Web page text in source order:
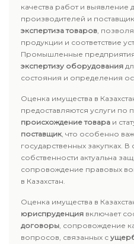
качества работ и выявление
производителей и
экспертиза товаров,
продукции и соответствие
Промышленные предприятия
экспертизу оборудования
состояния и определения
Оценка имущества в
предоставляются услуги по
происхождение товара и
поставщик, что особенно
государственных закупках.
собственности актуальна
сопровождение правовых
в Казахстан.
Оценка имущества в
юриспруденция включает
договоры, сопровождение
вопросов, связанных с